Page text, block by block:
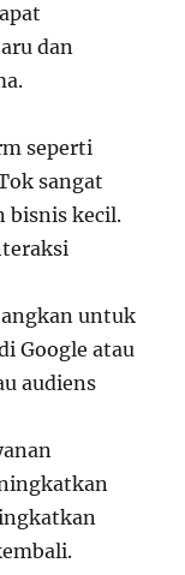
dan
seperti
sangat
bisnis kecil.
untuk
Google atau
audiens